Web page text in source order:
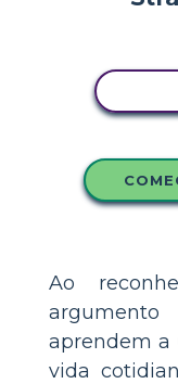
Ao
aprendem a
vida